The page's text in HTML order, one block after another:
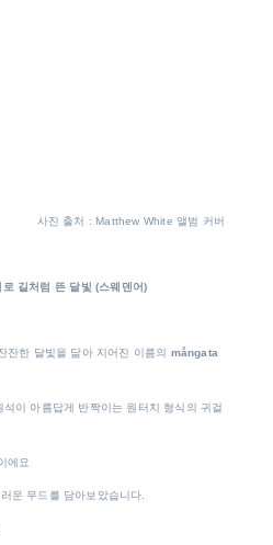
사진 출처 : Matthew White 앨범 커버
로 길처럼 뜬 달빛 (스웨덴어)
잔한 달빛을 닮아 지어진 이름의 mångata
이 아름답게 반짝이는 원터치 형식의 귀걸
에요
운 무드를 담아보았습니다.